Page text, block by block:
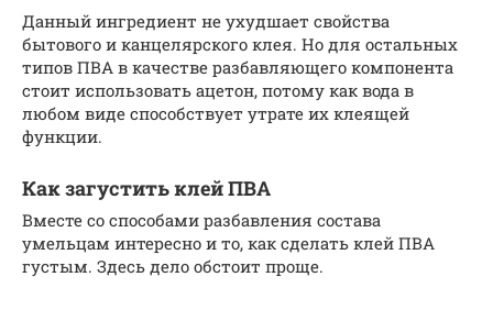
Данный ингредиент не ухудшает свойства
бытового и канцелярского клея. Но для остальных
типов ПВА в качестве разбавляющего компонента
стоит использовать ацетон, потому как вода в
любом виде способствует утрате их клеящей
функции.
Как загустить клей ПВА
Вместе со способами разбавления состава
умельцам интересно и то, как сделать клей ПВА
густым. Здесь дело обстоит проще.